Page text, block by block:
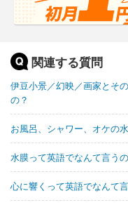
関連する質問
伊豆小景／幻映／画家とそ
の？
お風呂、シャワー、オケの
水膜って英語でなんて言う
心に響くって英語でなんて